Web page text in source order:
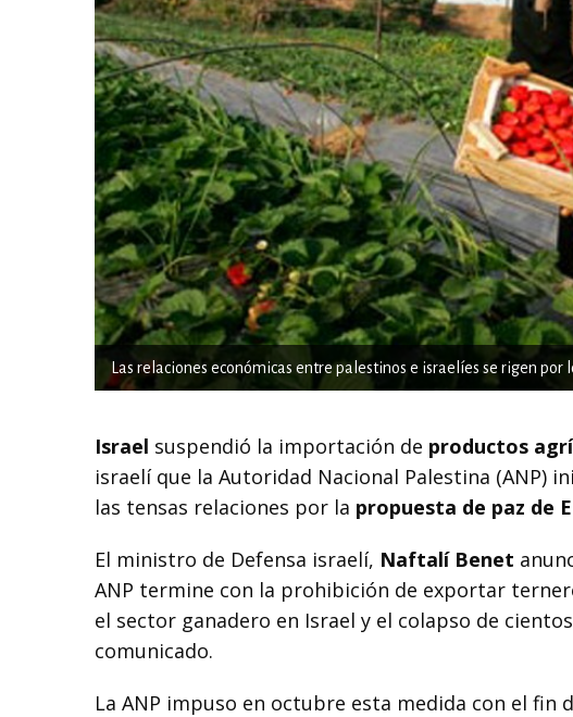
Las relaciones económicas entre palestinos e israelíes se rigen
Israel suspendió la importación de productos
israelí que la Autoridad Nacional Palestina (ANP)
las tensas relaciones por la propuesta de paz de
El ministro de Defensa israelí, Naftalí Benet
ANP termine con la prohibición de exportar
el sector ganadero en Israel y el colapso de
comunicado.
La ANP impuso en octubre esta medida con el